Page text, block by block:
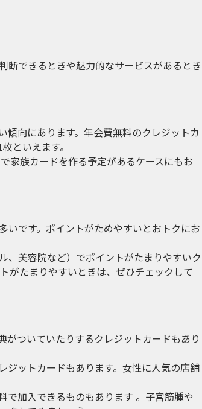
断できるときや魅力的なサービスがあるとき
傾向にあります。年会費無料のクレジットカ
といえます。
家族カードを作る予定があるケースにもお
いです。ポイントがためやすいとおトクにお
、美容院など）でポイントがたまりやすいク
がたまりやすいときは、ぜひチェックして
ついていたりするクレジットカードもあり
ジットカードもあります。女性に人気の店舗
で加入できるものもあります 。子宮筋腫や